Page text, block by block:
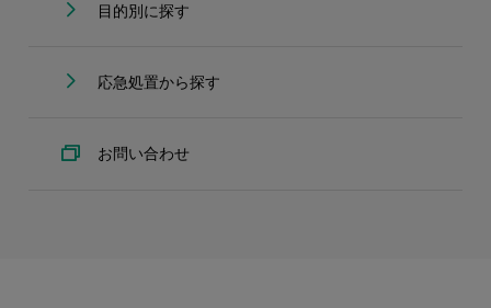
目的別に探す
応急処置から探す
お問い合わせ